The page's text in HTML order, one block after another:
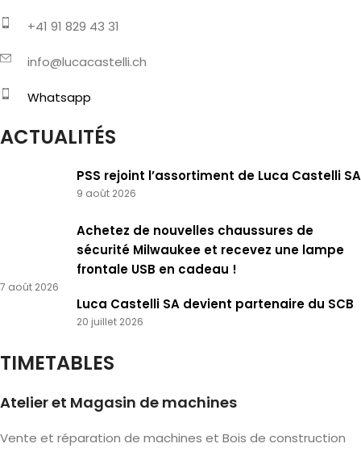
+41 91 829 43 31
info@lucacastelli.ch
Whatsapp
ACTUALITÉS
PSS rejoint l’assortiment de Luca Castelli SA
9 août 2026
Achetez de nouvelles chaussures de
sécurité Milwaukee et recevez une lampe
frontale USB en cadeau !
7 août 2026
Luca Castelli SA devient partenaire du SCB
20 juillet 2026
TIMETABLES
Atelier et Magasin de machines
Vente et réparation de machines et Bois de construction